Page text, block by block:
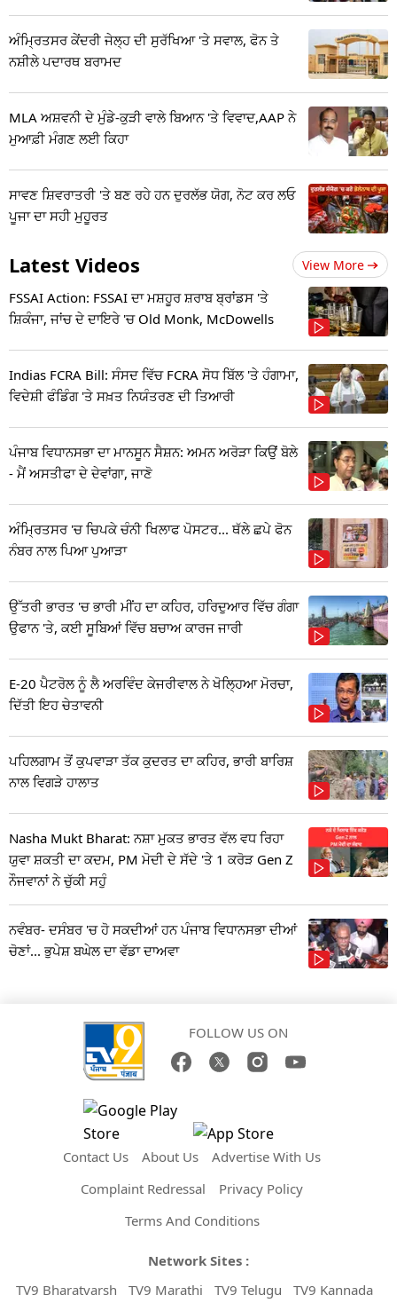
ਅੰਮ੍ਰਿਤਸਰ ਕੇਂਦਰੀ ਜੇਲ੍ਹ ਦੀ ਸੁਰੱਖਿਆ 'ਤੇ ਸਵਾਲ, ਫੋਨ ਤੇ
ਨਸ਼ੀਲੇ ਪਦਾਰਥ ਬਰਾਮਦ
MLA ਅਸ਼ਵਨੀ ਦੇ ਮੁੰਡੇ-ਕੁੜੀ ਵਾਲੇ ਬਿਆਨ 'ਤੇ ਵਿਵਾਦ,AAP ਨੇ
ਮੁਆਫ਼ੀ ਮੰਗਣ ਲਈ ਕਿਹਾ
ਸਾਵਣ ਸ਼ਿਵਰਾਤਰੀ 'ਤੇ ਬਣ ਰਹੇ ਹਨ ਦੁਰਲੱਭ ਯੋਗ, ਨੋਟ ਕਰ ਲਓ
ਪੂਜਾ ਦਾ ਸਹੀ ਮੁਹੂਰਤ
Latest Videos View More
FSSAI Action: FSSAI ਦਾ ਮਸ਼ਹੂਰ ਸ਼ਰਾਬ ਬ੍ਰਾਂਡਸ 'ਤੇ
ਸ਼ਿਕੰਜਾ, ਜਾਂਚ ਦੇ ਦਾਇਰੇ 'ਚ Old Monk, McDowells
Indias FCRA Bill: ਸੰਸਦ ਵਿੱਚ FCRA ਸੋਧ ਬਿੱਲ 'ਤੇ ਹੰਗਾਮਾ,
ਵਿਦੇਸ਼ੀ ਫੰਡਿੰਗ 'ਤੇ ਸਖ਼ਤ ਨਿਯੰਤਰਣ ਦੀ ਤਿਆਰੀ
ਪੰਜਾਬ ਵਿਧਾਨਸਭਾ ਦਾ ਮਾਨਸੂਨ ਸੈਸ਼ਨ: ਅਮਨ ਅਰੋੜਾ ਕਿਉਂ ਬੋਲੇ
- ਮੈਂ ਅਸਤੀਫਾ ਦੇ ਦੇਵਾਂਗਾ, ਜਾਣੋ
ਅੰਮ੍ਰਿਤਸਰ 'ਚ ਚਿਪਕੇ ਚੰਨੀ ਖਿਲਾਫ ਪੋਸਟਰ... ਥੱਲੇ ਛਪੇ ਫੋਨ
ਨੰਬਰ ਨਾਲ ਪਿਆ ਪੁਆੜਾ
ਉੱਤਰੀ ਭਾਰਤ 'ਚ ਭਾਰੀ ਮੀਂਹ ਦਾ ਕਹਿਰ, ਹਰਿਦੁਆਰ ਵਿੱਚ ਗੰਗਾ
ਉਫਾਨ 'ਤੇ, ਕਈ ਸੂਬਿਆਂ ਵਿੱਚ ਬਚਾਅ ਕਾਰਜ ਜਾਰੀ
E-20 ਪੈਟਰੋਲ ਨੂੰ ਲੈ ਅਰਵਿੰਦ ਕੇਜਰੀਵਾਲ ਨੇ ਖੋਲ੍ਹਿਆ ਮੋਰਚਾ,
ਦਿੱਤੀ ਇਹ ਚੇਤਾਵਨੀ
ਪਹਿਲਗਾਮ ਤੋਂ ਕੁਪਵਾੜਾ ਤੱਕ ਕੁਦਰਤ ਦਾ ਕਹਿਰ, ਭਾਰੀ ਬਾਰਿਸ਼
ਨਾਲ ਵਿਗੜੇ ਹਾਲਾਤ
Nasha Mukt Bharat: ਨਸ਼ਾ ਮੁਕਤ ਭਾਰਤ ਵੱਲ ਵਧ ਰਿਹਾ
ਯੁਵਾ ਸ਼ਕਤੀ ਦਾ ਕਦਮ, PM ਮੋਦੀ ਦੇ ਸੱਦੇ 'ਤੇ 1 ਕਰੋੜ Gen Z
ਨੌਜਵਾਨਾਂ ਨੇ ਚੁੱਕੀ ਸਹੁੰ
ਨਵੰਬਰ- ਦਸੰਬਰ 'ਚ ਹੋ ਸਕਦੀਆਂ ਹਨ ਪੰਜਾਬ ਵਿਧਾਨਸਭਾ ਦੀਆਂ
ਚੋਣਾਂ... ਭੁਪੇਸ਼ ਬਘੇਲ ਦਾ ਵੱਡਾ ਦਾਅਵਾ
FOLLOW US ON
Contact Us About Us
Advertise With Us
Complaint Redressal
Privacy Policy
Terms And Conditions
Network Sites :
TV9 Bharatvarsh
TV9 Marathi TV9 Telugu TV9 Kannada